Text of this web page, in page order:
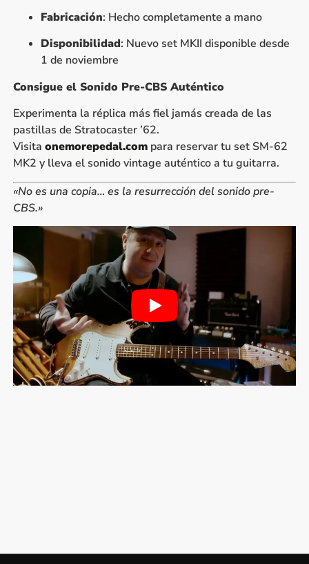
Fabricación: Hecho completamente a mano
Disponibilidad: Nuevo set MKII disponible desde
1 de noviembre
Consigue el Sonido Pre-CBS Auténtico
Experimenta la réplica más fiel jamás creada de las
pastillas de Stratocaster ’62.
Visita onemorepedal.compara reservar tu set SM-62
MK2 y lleva el sonido vintage auténtico a tu guitarra.
«No es una copia… es la resurrección del sonido pre-
CBS.»